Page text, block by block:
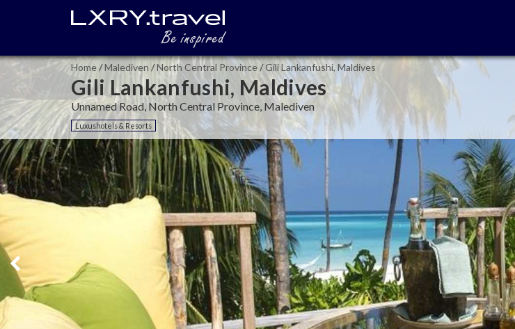
Home/Malediven /North Central Province/Gili Lankanfushi, Maldives
Gili Lankanfushi, Maldives
Unnamed Road, North Central Province, Malediven
Luxushotels & Resorts